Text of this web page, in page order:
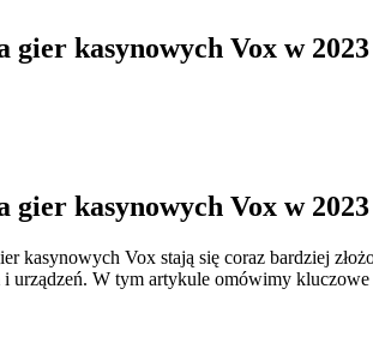
gier kasynowych Vox w
gier kasynowych Vox w
kasynowych Vox stają się coraz bardziej
W tym artykule omówimy